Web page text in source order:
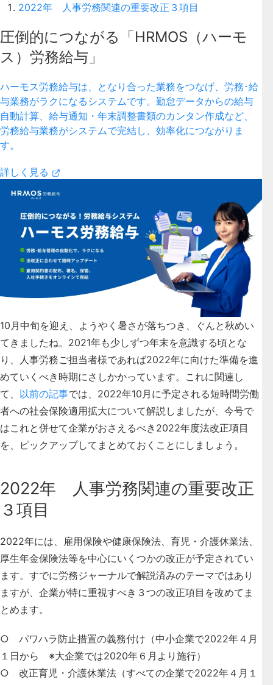
2022年 人事労務関連の重要改正３項目
圧倒的につながる「HRMOS（ハーモ
ス）労務給与」
ハーモス労務給与は、となり合った業務をつなげ、労務･給
与業務がラクになるシステムです。勤怠データからの給与
自動計算、給与通知・年末調整書類のカンタン作成など、
労務給与業務がシステムで完結し、効率化につながりま
す。
詳しく見る
10月中旬を迎え、ようやく暑さが落ちつき、ぐんと秋めい
てきましたね。2021年も少しずつ年末を意識する頃とな
り、人事労務ご担当者様であれば2022年に向けた準備を進
めていくべき時期にさしかかっています。これに関連し
て、 以前の記事では、2022年10月に予定される短時間労働
者への社会保険適用拡大について解説しましたが、今号で
はこれと併せて企業がおさえるべき2022年度法改正項目
を、ピックアップしてまとめておくことにしましょう。
2022年 人事労務関連の重要改正
３項目
2022年には、 雇用保険や健康保険法、育児・介護休業法、
厚生年金保険法等を中心にいくつかの改正が予定されてい
ます。 すでに労務ジャーナルで解説済みのテーマではあり
ますが、企業が特に重視すべき３つの改正項目を改めてま
とめます。
○ パワハラ防止措置の義務付け（中小企業で2022年４月
１日から ※大企業では2020年６月より施行）
○ 改正育児・介護休業法（すべての企業で2022年４月１